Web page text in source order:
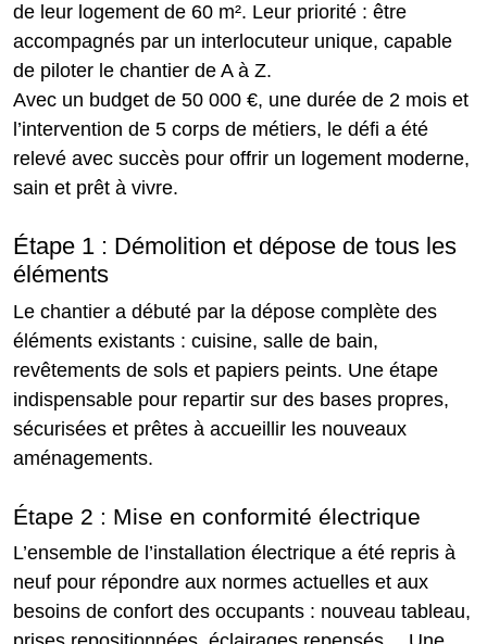
de leur logement de 60 m². Leur priorité : être
accompagnés par un interlocuteur unique, capable
de piloter le chantier de A à Z.
Avec un budget de 50 000 €, une durée de 2 mois et
l’intervention de 5 corps de métiers, le défi a été
relevé avec succès pour offrir un logement moderne,
sain et prêt à vivre.
Étape 1 : Démolition et dépose de tous les
éléments
Le chantier a débuté par la dépose complète des
éléments existants : cuisine, salle de bain,
revêtements de sols et papiers peints. Une étape
indispensable pour repartir sur des bases propres,
sécurisées et prêtes à accueillir les nouveaux
aménagements.
Étape 2 : Mise en conformité électrique
L’ensemble de l’installation électrique a été repris à
neuf pour répondre aux normes actuelles et aux
besoins de confort des occupants : nouveau tableau,